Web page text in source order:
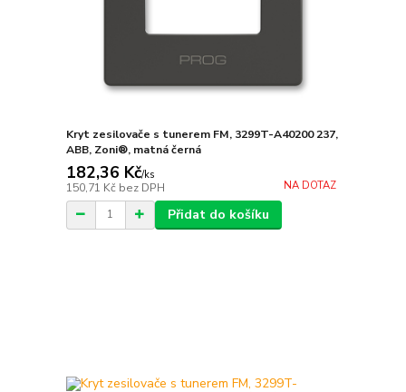
Kryt zesilovače s tunerem FM, 3299T-A40200 237,
ABB, Zoni®, matná černá
182,36 Kč/ks
150,71 Kč bez DPH NA DOTAZ
Přidat do košíku